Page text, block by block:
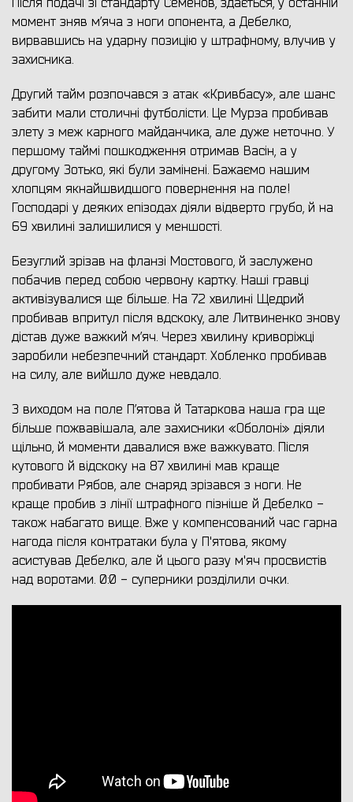
Після подачі зі стандарту Семенов, здається, у останній
момент зняв м’яча з ноги опонента, а Дебелко,
вирвавшись на ударну позицію у штрафному, влучив у
захисника.
Другий тайм розпочався з атак «Кривбасу», але шанс
забити мали столичні футболісти. Це Мурза пробивав
злету з меж карного майданчика, але дуже неточно. У
першому таймі пошкодження отримав Васін, а у
другому Зотько, які були замінені. Бажаємо нашим
хлопцям якнайшвидшого повернення на поле!
Господарі у деяких епізодах діяли відверто грубо, й на
69 хвилині залишилися у меншості.
Безуглий зрізав на фланзі Мостового, й заслужено
побачив перед собою червону картку. Наші гравці
активізувалися ще більше. На 72 хвилині Щедрий
пробивав впритул після вдскоку, але Литвиненко знову
дістав дуже важкий м’яч. Через хвилину криворіжці
заробили небезпечний стандарт. Хобленко пробивав
на силу, але вийшло дуже невдало.
З виходом на поле П’ятова й Татаркова наша гра ще
більше пожвавішала, але захисники «Оболоні» діяли
щільно, й моменти давалися вже важкувато. Після
кутового й відскоку на 87 хвилині мав краще
пробивати Рябов, але снаряд зрізався з ноги. Не
краще пробив з лінії штрафного пізніше й Дебелко -
також набагато вище. Вже у компенсований час гарна
нагода після контратаки була у П'ятова, якому
асистував Дебелко, але й цього разу м'яч просвистів
над воротами. 0:0 - суперники розділили очки.